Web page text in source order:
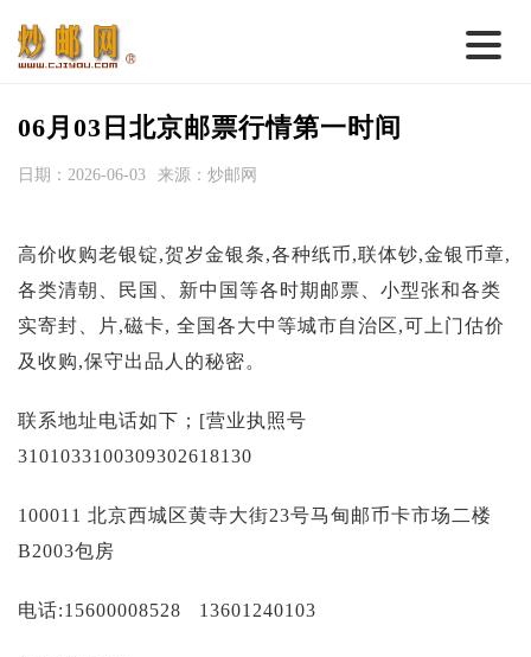
首 页
名家综述
热点话题
邮币卡苑
06月03日北京邮票行情第一时间
日期：2026-06-03 来源：炒邮网
高价收购老银锭,贺岁金银条,各种纸币,联体钞,金银币章,
各类清朝、民国、新中国等各时期邮票、小型张和各类
实寄封、片,磁卡, 全国各大中等城市自治区,可上门估价
及收购,保守出品人的秘密。
联系地址电话如下；[营业执照号
3101033100309302618130
100011 北京西城区黄寺大街23号马甸邮币卡市场二楼
B2003包房
电话:15600008528 13601240103